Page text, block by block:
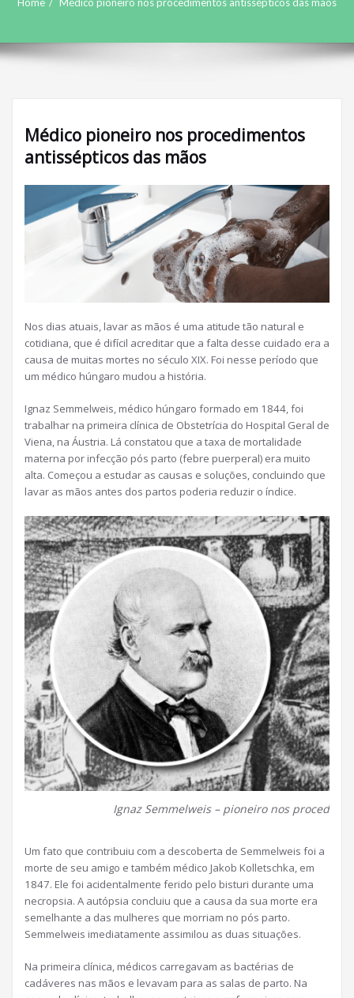
Médico pioneiro nos procedimentos
antissépticos das mãos
Nos dias atuais, lavar as mãos é uma atitude tão natural e
cotidiana, que é difícil acreditar que a falta desse cuidado era a
causa de muitas mortes no século XIX. Foi nesse período que
um médico húngaro mudou a história.
Ignaz Semmelweis, médico húngaro formado em 1844, foi
trabalhar na primeira clínica de Obstetrícia do Hospital Geral de
Viena, na Áustria. Lá constatou que a taxa de mortalidade
materna por infecção pós parto (febre puerperal) era muito
alta. Começou a estudar as causas e soluções, concluindo que
lavar as mãos antes dos partos poderia reduzir o índice.
Ignaz Semmelweis – pioneiro nos
Um fato que contribuiu com a descoberta de Semmelweis foi a
morte de seu amigo e também médico Jakob Kolletschka, em
1847. Ele foi acidentalmente ferido pelo bisturi durante uma
necropsia. A autópsia concluiu que a causa da sua morte era
semelhante a das mulheres que morriam no pós parto.
Semmelweis imediatamente assimilou as duas situações.
Na primeira clínica, médicos carregavam as bactérias de
cadáveres nas mãos e levavam para as salas de parto. Na